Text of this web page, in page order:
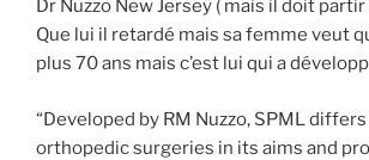
Dr Nuzzo New Jersey ( mais il doit
Que lui il retardé mais sa femme veut
plus 70 ans mais c’est lui qui a
“Developed by RM Nuzzo, SPML
orthopedic surgeries in its aims and